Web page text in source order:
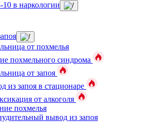
в наркологии
от похмелья
похмельного синдрома
от запоя
из запоя в стационаре
от алкоголя
похмелья
вывод из запоя